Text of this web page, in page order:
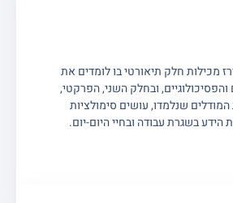
מכילות חלק תיאורטי בו לומדים את
ובחלק השני, הפרקטי,
שנלמדו, עושים סימולציות
בשגרת עבודה ובחיי היום-יום.